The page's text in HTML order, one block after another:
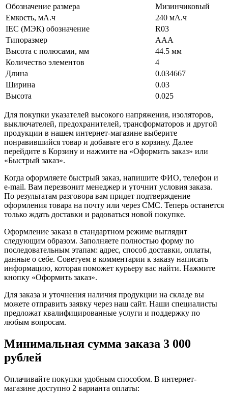
Обозначение размера
Мизинчиковый
Емкость, мА.ч
240 мА.ч
IEC (МЭК) обозначение
R03
Типоразмер
AAA
Высота с полюсами, мм
44.5 мм
Количество элементов
4
Длина
0.034667
Ширина
0.03
Высота
0.025
Для покупки указателей высокого напряжения, изоляторов,
выключателей, предохранителей, трансформаторов и другой
продукции в нашем интернет-магазине выберите
понравившийся товар и добавьте его в корзину. Далее
перейдите в Корзину и нажмите на «Оформить заказ» или
«Быстрый заказ».
Когда оформляете быстрый заказ, напишите ФИО, телефон и
e-mail. Вам перезвонит менеджер и уточнит условия заказа.
По результатам разговора вам придет подтверждение
оформления товара на почту или через СМС. Теперь останется
только ждать доставки и радоваться новой покупке.
Оформление заказа в стандартном режиме выглядит
следующим образом. Заполняете полностью форму по
последовательным этапам: адрес, способ доставки, оплаты,
данные о себе. Советуем в комментарии к заказу написать
информацию, которая поможет курьеру вас найти. Нажмите
кнопку «Оформить заказ».
Для заказа и уточнения наличия продукции на складе вы
можете отправить заявку через наш сайт. Наши специалисты
предложат квалифицированные услуги и поддержку по
любым вопросам.
Минимальная сумма заказа 3 000
рублей
Оплачивайте покупки удобным способом. В интернет-
магазине доступно 2 варианта оплаты: